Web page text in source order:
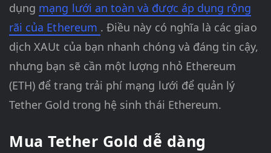
dụng mạng lưới an toàn và được áp dụng rộng
rãi của Ethereum . Điều này có nghĩa là các giao
dịch XAUt của bạn nhanh chóng và đáng tin cậy,
nhưng bạn sẽ cần một lượng nhỏ Ethereum
(ETH) để trang trải phí mạng lưới để quản lý
Tether Gold trong hệ sinh thái Ethereum.
Mua Tether Gold dễ dàng